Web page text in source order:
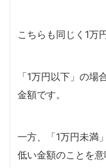
こちらも同じく1万
「1万円以下」の場
金額です。
一方、「1万円未満
低い金額のことを意